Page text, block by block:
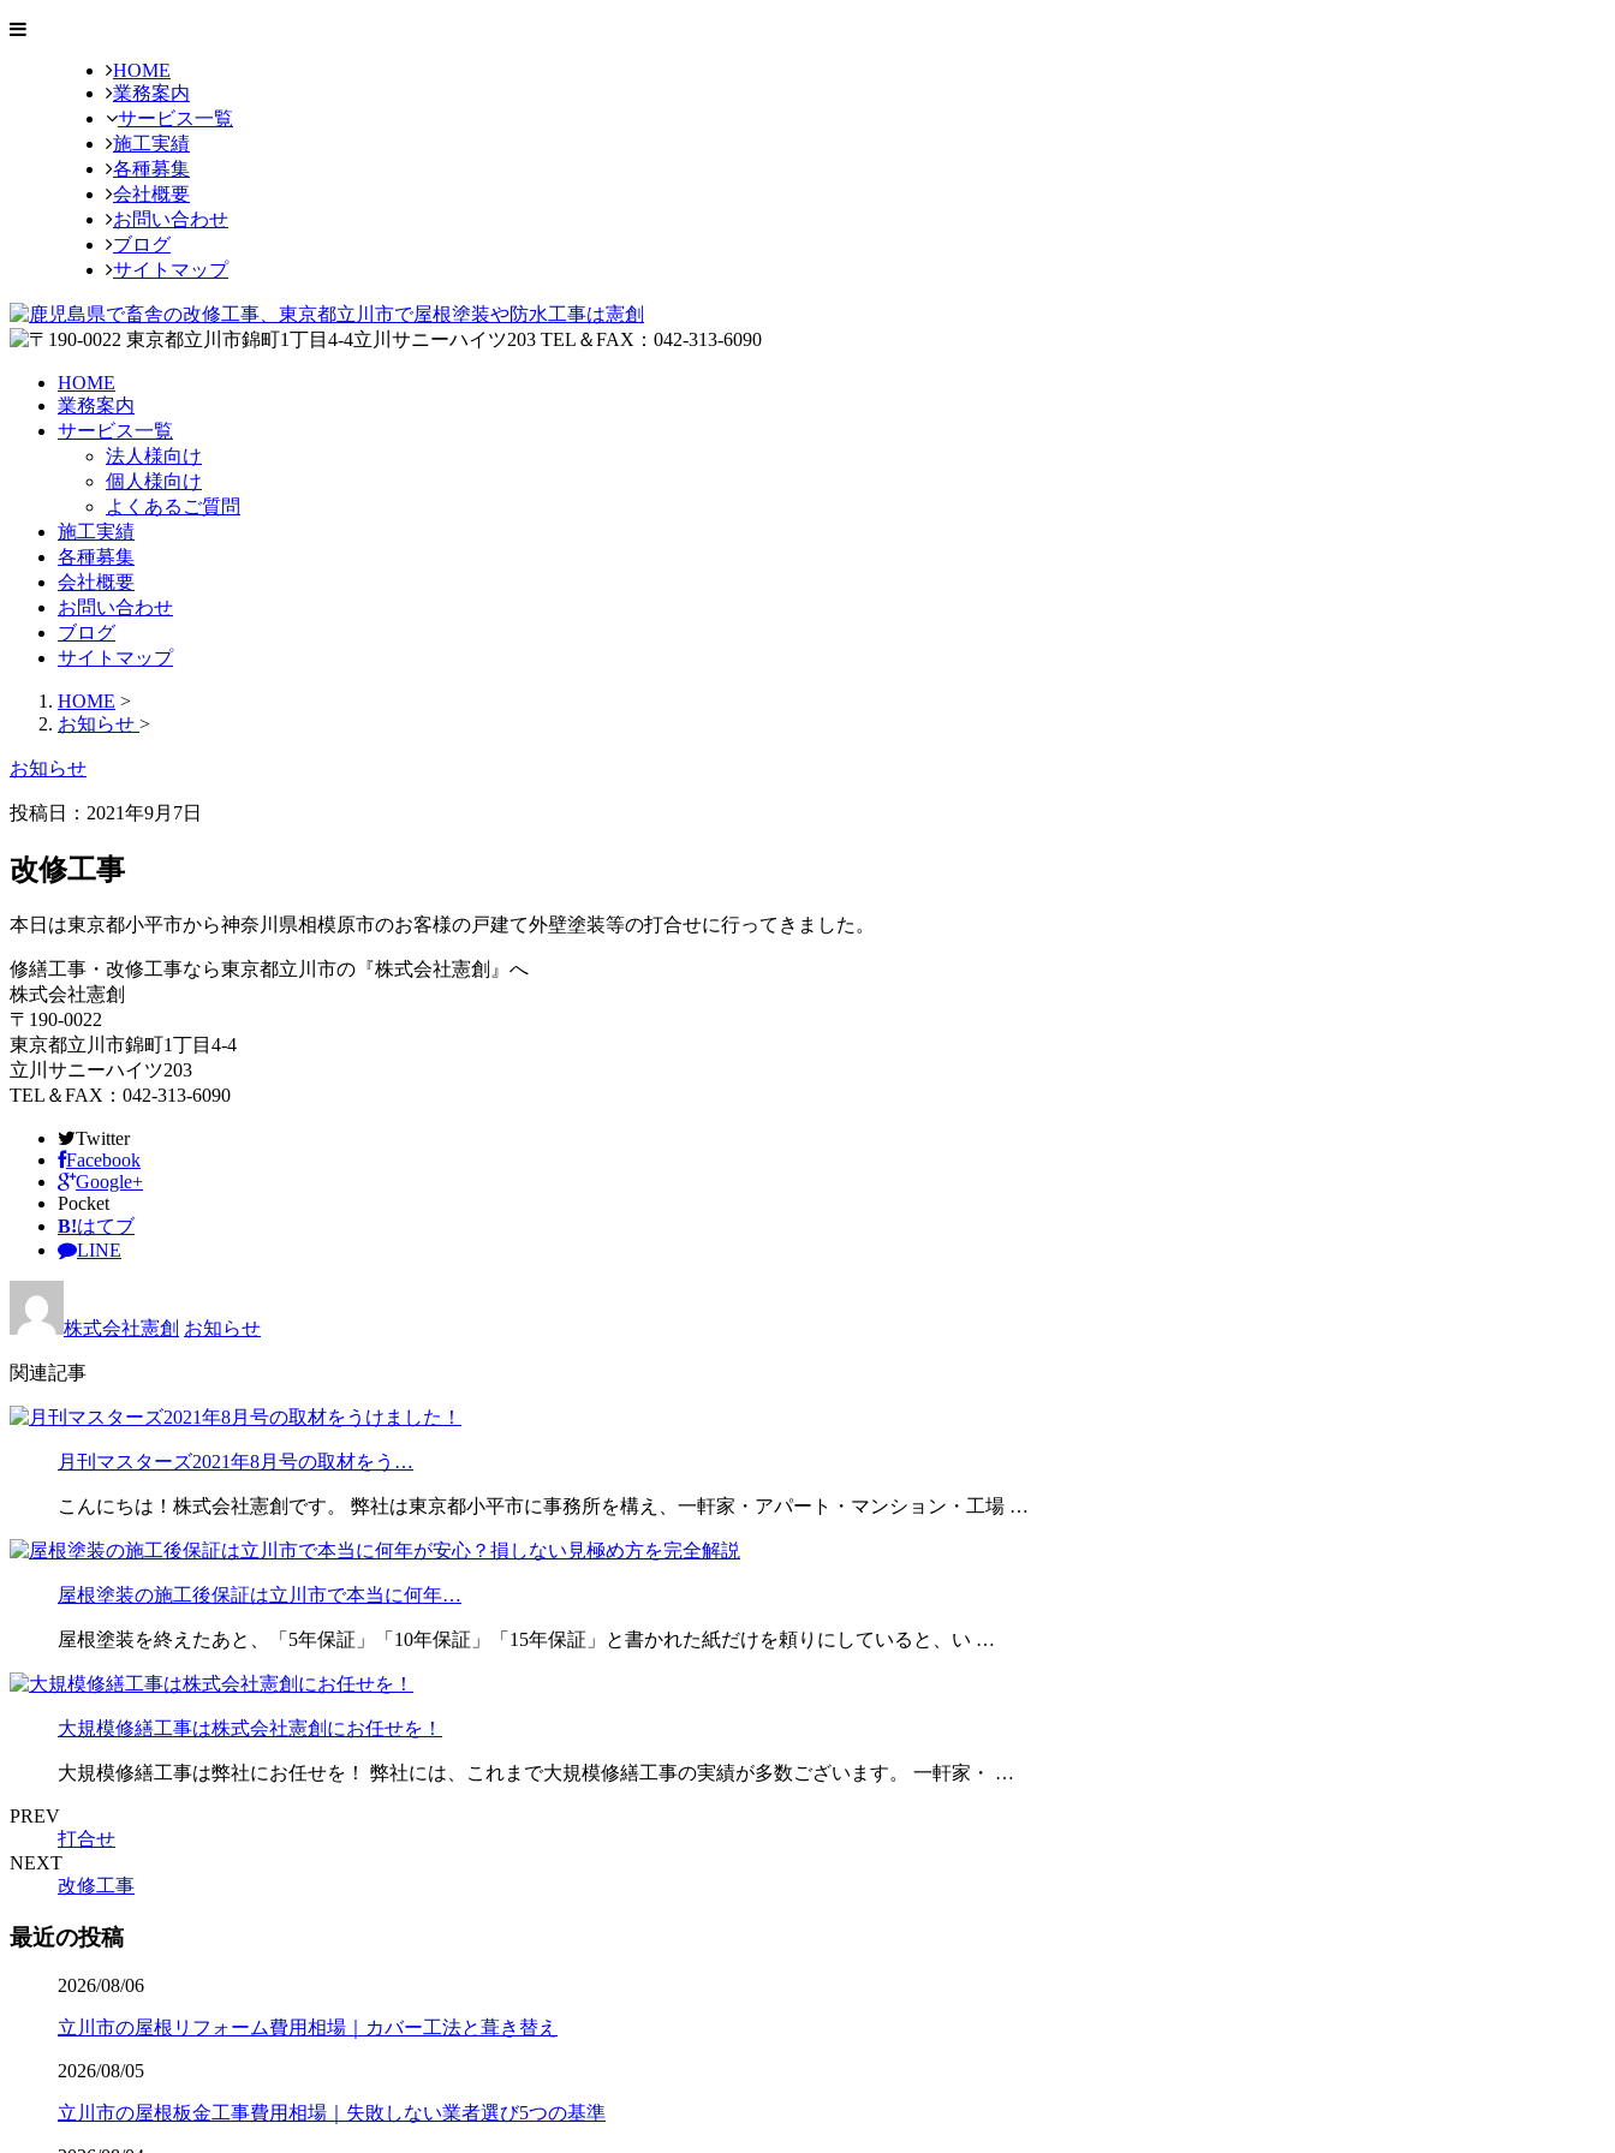
HOME
業務案内
サービス一覧
施工実績
各種募集
会社概要
お問い合わせ
ブログ
サイトマップ
HOME
業務案内
サービス一覧
法人様向け
個人様向け
よくあるご質問
施工実績
各種募集
会社概要
お問い合わせ
ブログ
サイトマップ
HOME >
お知らせ >
お知らせ
投稿日：2021年9月7日
改修工事
本日は東京都小平市から神奈川県相模原市のお客様の戸建て外壁塗装等の打合せに行ってきました。
修繕工事・改修工事なら東京都立川市の『株式会社憲創』へ
株式会社憲創
〒190-0022
東京都立川市錦町1丁目4-4
立川サニーハイツ203
TEL＆FAX：042-313-6090
Twitter
Facebook
Google+
Pocket
B!はてブ
LINE
株式会社憲創 お知らせ
関連記事
月刊マスターズ2021年8月号の取材をう…
こんにちは！株式会社憲創です。 弊社は東京都小平市に事務所を構え、一軒家・アパート・マンション・工場 …
屋根塗装の施工後保証は立川市で本当に何年…
屋根塗装を終えたあと、「5年保証」「10年保証」「15年保証」と書かれた紙だけを頼りにしていると、い …
大規模修繕工事は株式会社憲創にお任せを！
大規模修繕工事は弊社にお任せを！ 弊社には、これまで大規模修繕工事の実績が多数ございます。 一軒家・ …
PREV
打合せ
NEXT
改修工事
最近の投稿
2026/08/06
立川市の屋根リフォーム費用相場｜カバー工法と葺き替え
2026/08/05
立川市の屋根板金工事費用相場｜失敗しない業者選び5つの基準